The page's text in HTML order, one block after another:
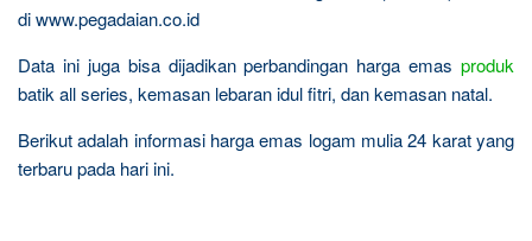
di www.pegadaian.co.id
Data ini juga bisa dijadikan perbandingan harga emas produk
batik all series, kemasan lebaran idul fitri, dan kemasan natal.
Berikut adalah informasi harga emas logam mulia 24 karat yang
terbaru pada hari ini.